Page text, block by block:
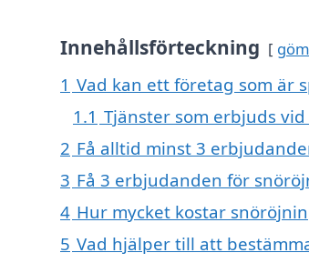
Innehållsförteckning
1 Vad kan ett företag som är
1.1 Tjänster som erbjuds
2 Få alltid minst 3
3 Få 3 erbjudanden för
4 Hur mycket kostar
5 Vad hjälper till att